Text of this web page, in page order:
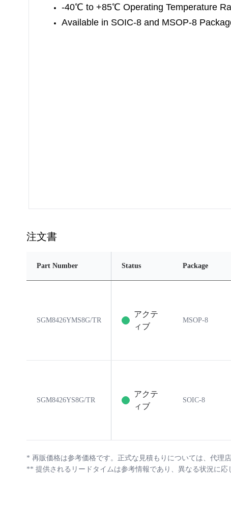
-40℃ to +85℃ Operating Temperature
Available in SOIC-8 and MSOP-8
注文書
Part Number Status Package
SGM8426YMS8G/TR
アクテ
ィブ
MSOP-8
SGM8426YS8G/TR
アクテ
ィブ
SOIC-8
* 再販価格は参考価格です。正式な見積もりについては、代理
** 提供されるリードタイムは参考情報であり、異なる状況に応